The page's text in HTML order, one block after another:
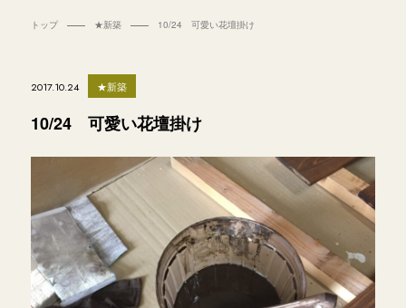
トップ ★新築 10/24 可愛い花壇掛け
2017.10.24 ★新築
10/24 可愛い花壇掛け